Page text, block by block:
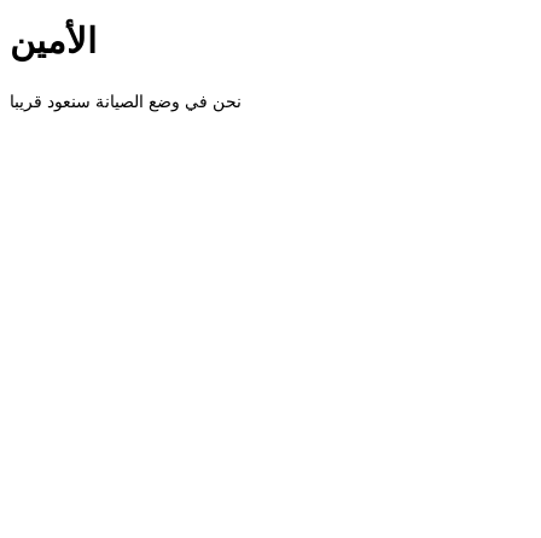
الأمين
نحن في وضع الصيانة سنعود قريبا